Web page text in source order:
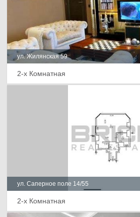
ул. Жилянская 59
2-х Комнатная
ул. Саперное поле 14/55
2-х Комнатная